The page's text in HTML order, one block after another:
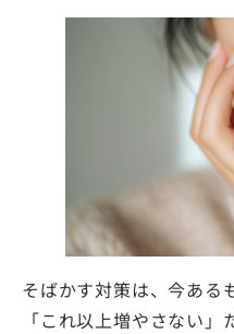
そばかす対策は、今ある
「これ以上増やさない」